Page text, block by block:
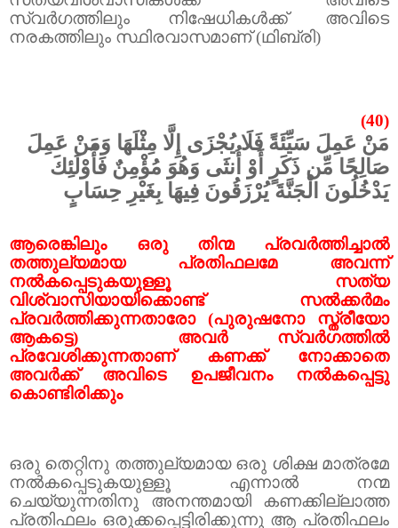
സ്വർഗത്തിലും നിഷേധികൾക്ക് അവിടെ
നരകത്തിലും സ്ഥിരവാസമാണ് (ഥിബ്‌രി)
(40)
مَنْ عَمِلَ سَيِّئَةً فَلَا يُجْزَى إِلَّا مِثْلَهَا وَمَنْ عَمِلَ
صَالِحًا مِّن ذَكَرٍ أَوْ أُنثَى وَهُوَ مُؤْمِنٌ فَأُوْلَئِكَ
يَدْخُلُونَ الْجَنَّةَ يُرْزَقُونَ فِيهَا بِغَيْرِ حِسَابٍ
ആരെങ്കിലും ഒരു തിന്മ പ്രവർത്തിച്ചാൽ
തത്തുല്യമായ പ്രതിഫലമേ അവന്ന്
നൽകപ്പെടുകയുള്ളൂ സത്യ
വിശ്വാസിയായിക്കൊണ്ട് സൽക്കർമം
പ്രവർത്തിക്കുന്നതാരോ (പുരുഷനോ സ്ത്രീയോ
ആകട്ടെ)
അവർ സ്വർഗത്തിൽ
പ്രവേശിക്കുന്നതാണ് കണക്ക് നോക്കാതെ
അവർക്ക് അവിടെ ഉപജീവനം നൽകപ്പെട്ടു
കൊണ്ടിരിക്കും
ഒരു തെറ്റിനു തത്തുല്യമായ ഒരു ശിക്ഷ മാത്രമേ
നൽകപ്പെടുകയുള്ളൂ എന്നാൽ നന്മ
ചെയ്യുന്നതിനു അനന്തമായി കണക്കില്ലാത്ത
പ്രതിഫലം ഒരുക്കപ്പെട്ടിരിക്കുന്നു ആ പ്രതിഫലം